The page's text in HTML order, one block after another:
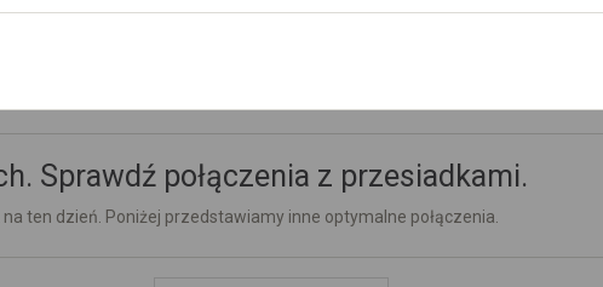
Sprawdź połączenia z przesiadkami.
ten dzień. Poniżej przedstawiamy inne optymalne połączenia.